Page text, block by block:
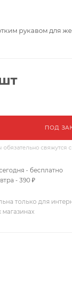
рукавом для
ПОД
свяжутся с
- бесплатно
- 390 ₽
только для
магазинах